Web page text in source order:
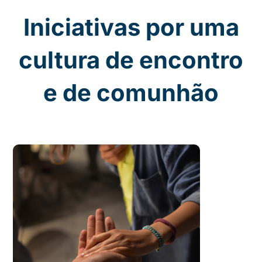
Iniciativas por uma
cultura de encontro
e de comunhão